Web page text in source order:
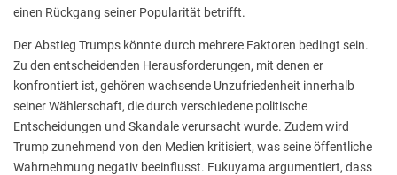
einen Rückgang seiner Popularität betrifft.
Der Abstieg Trumps könnte durch mehrere Faktoren bedingt sein.
Zu den entscheidenden Herausforderungen, mit denen er
konfrontiert ist, gehören wachsende Unzufriedenheit innerhalb
seiner Wählerschaft, die durch verschiedene politische
Entscheidungen und Skandale verursacht wurde. Zudem wird
Trump zunehmend von den Medien kritisiert, was seine öffentliche
Wahrnehmung negativ beeinflusst. Fukuyama argumentiert, dass